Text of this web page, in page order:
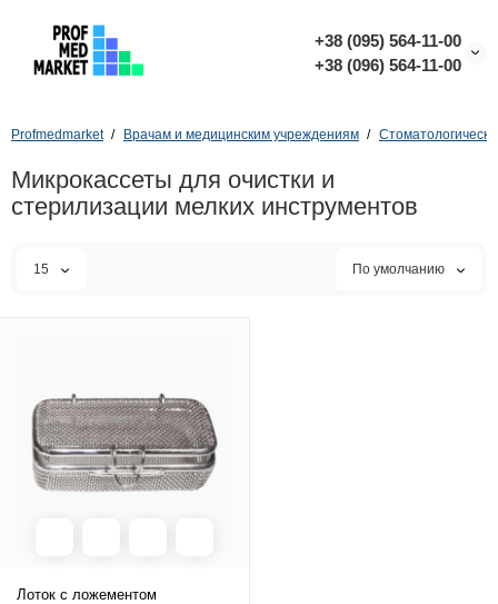
+38 (095) 564-11-00
+38 (096) 564-11-00
Profmedmarket Врачам и медицинским учреждениям
Микрокассеты для очистки и
стерилизации мелких инструментов
15 По умолчанию
Лоток с ложементом